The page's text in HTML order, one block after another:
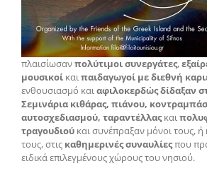
πλαισίωσανπολύτιμοι συνεργάτες,
μουσικοί καιπαιδαγωγοί με διεθνή
ενθουσιασμό καιαφιλοκερδώς δίδαξαν
Σεμινάρια κιθάρας, πιάνου,
αυτοσχεδιασμού, ταραντέλλαςκαι
τραγουδιού και συνέπραξαν μόνοι τους, ή
τους, στις καθημερινές συναυλίεςπου
ειδικά επιλεγμένους χώρους του νησιού.